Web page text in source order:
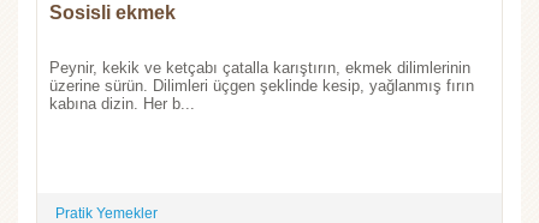
Sosisli ekmek
Peynir, kekik ve ketçabı çatalla karıştırın, ekmek dilimlerinin
üzerine sürün. Dilimleri üçgen şeklinde kesip, yağlanmış fırın
kabına dizin. Her b...
Pratik Yemekler